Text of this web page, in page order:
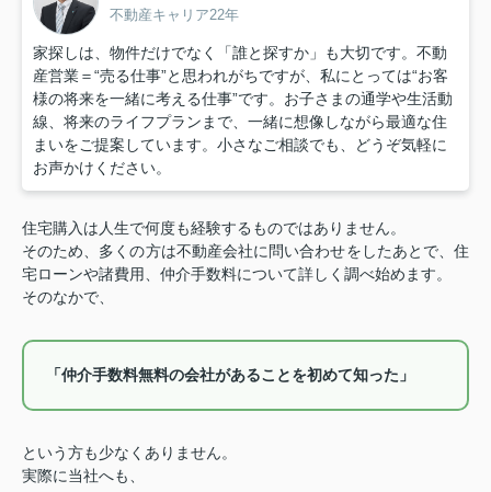
不動産キャリア22年
家探しは、物件だけでなく「誰と探すか」も大切です。不動
産営業＝“売る仕事”と思われがちですが、私にとっては“お客
様の将来を一緒に考える仕事”です。お子さまの通学や生活動
線、将来のライフプランまで、一緒に想像しながら最適な住
まいをご提案しています。小さなご相談でも、どうぞ気軽に
お声かけください。
住宅購入は人生で何度も経験するものではありません。
そのため、多くの方は不動産会社に問い合わせをしたあとで、住
宅ローンや諸費用、仲介手数料について詳しく調べ始めます。
そのなかで、
「仲介手数料無料の会社があることを初めて知った」
という方も少なくありません。
実際に当社へも、